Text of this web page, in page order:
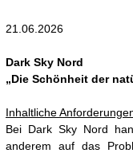
21.06.2026
Dark Sky Nord
„Die Schönheit der
Inhaltliche
Bei Dark Sky Nord
anderem auf das